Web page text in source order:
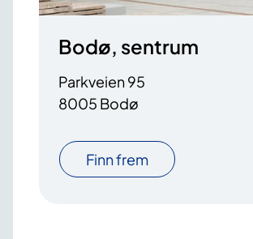
Bodø, sentrum
Parkveien 95
8005 Bodø
Finn frem